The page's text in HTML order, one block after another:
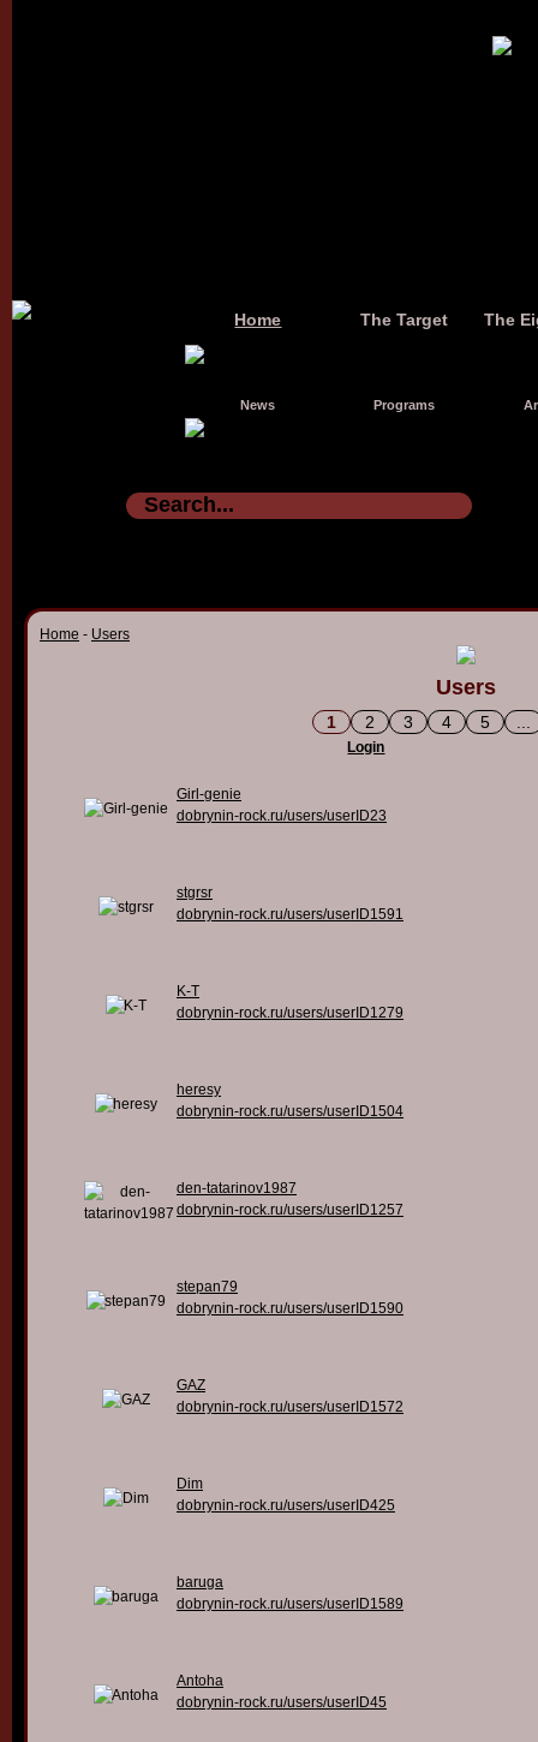
Home The Target The
News Programs
Home - Users
Users
1 2 3 4 5
Login
Girl-genie
dobrynin-rock.ru/users/userID23
stgrsr
dobrynin-rock.ru/users/userID1591
K-T
dobrynin-rock.ru/users/userID1279
heresy
dobrynin-rock.ru/users/userID1504
den-tatarinov1987
dobrynin-rock.ru/users/userID1257
stepan79
dobrynin-rock.ru/users/userID1590
GAZ
dobrynin-rock.ru/users/userID1572
Dim
dobrynin-rock.ru/users/userID425
baruga
dobrynin-rock.ru/users/userID1589
Antoha
dobrynin-rock.ru/users/userID45